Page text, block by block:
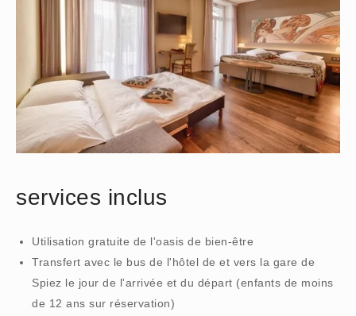
services inclus
Utilisation gratuite de l'oasis de bien-être
Transfert avec le bus de l'hôtel de et vers la gare de
Spiez le jour de l'arrivée et du départ (enfants de moins
de 12 ans sur réservation)